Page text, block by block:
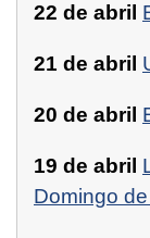
22 de abril
21 de abril
20 de abril
19 de abril
Domingo